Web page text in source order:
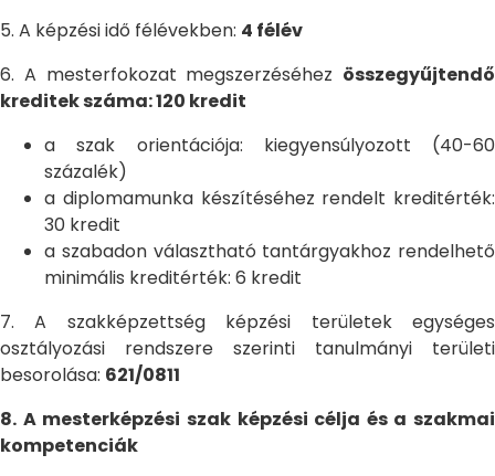
5. A képzési idő félévekben: 4 félév
6. A mesterfokozat megszerzéséhez összegyűjtendő
kreditek száma: 120 kredit
a szak orientációja: kiegyensúlyozott (40-60
százalék)
a diplomamunka készítéséhez rendelt kreditérték:
30 kredit
a szabadon választható tantárgyakhoz rendelhető
minimális kreditérték: 6 kredit
7. A szakképzettség képzési területek egységes
osztályozási rendszere szerinti tanulmányi területi
besorolása: 621/0811
8. A mesterképzési szak képzési célja és a szakmai
kompetenciák